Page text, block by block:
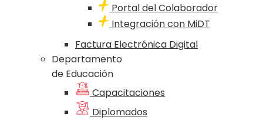
Portal del Colaborador
Integración con MiDT
Factura Electrónica Digital
Departamento
de Educación
Capacitaciones
Diplomados